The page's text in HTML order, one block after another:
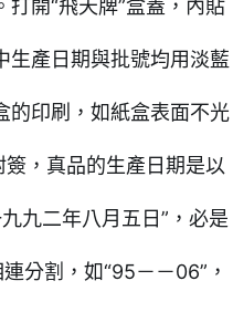
開“飛天牌”盒蓋，內貼
生產日期與批號均用淡藍
的印刷，如紙盒表面不光
，真品的生產日期是以
九二年八月五日”，必是
分割，如“95－－06”，